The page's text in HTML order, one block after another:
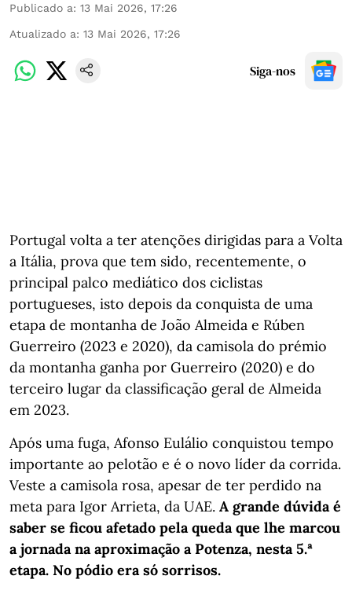
Publicado a: 13 Mai 2026, 17:26
Atualizado a: 13 Mai 2026, 17:26
Siga-nos
Portugal volta a ter atenções dirigidas para a Volta
a Itália, prova que tem sido, recentemente, o
principal palco mediático dos ciclistas
portugueses, isto depois da conquista de uma
etapa de montanha de João Almeida e Rúben
Guerreiro (2023 e 2020), da camisola do prémio
da montanha ganha por Guerreiro (2020) e do
terceiro lugar da classificação geral de Almeida
em 2023.
Após uma fuga, Afonso Eulálio conquistou tempo
importante ao pelotão e é o novo líder da corrida.
Veste a camisola rosa, apesar de ter perdido na
meta para Igor Arrieta, da UAE. A grande dúvida é
saber se ficou afetado pela queda que lhe marcou
a jornada na aproximação a Potenza, nesta 5.ª
etapa. No pódio era só sorrisos.